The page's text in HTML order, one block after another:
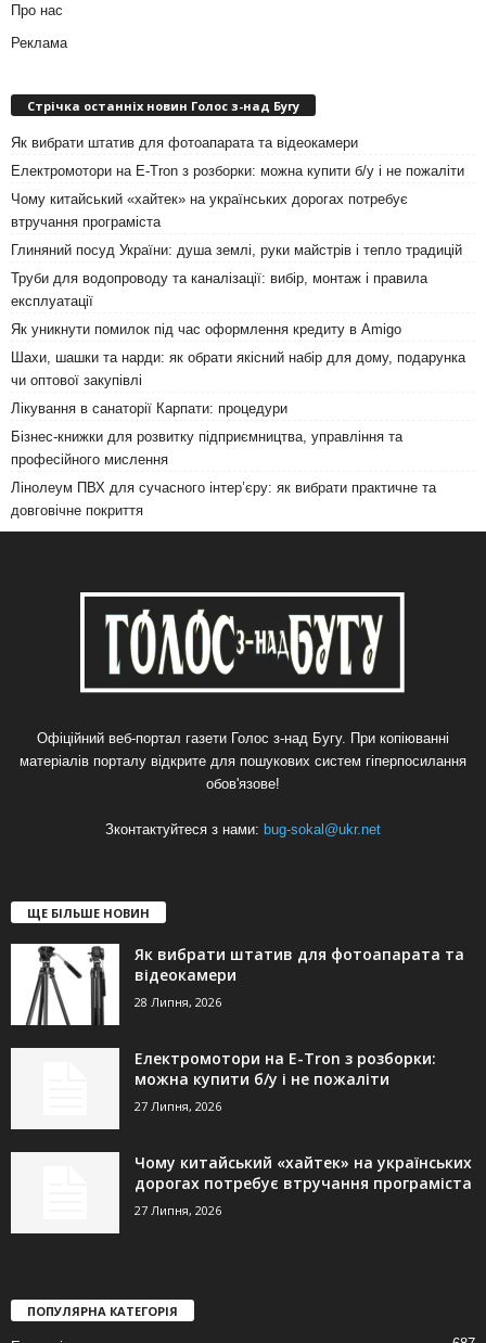
Про нас
Реклама
Стрічка останніх новин Голос з-над Бугу
Як вибрати штатив для фотоапарата та відеокамери
Електромотори на E-Tron з розборки: можна купити б/у і не пожаліти
Чому китайський «хайтек» на українських дорогах потребує
втручання програміста
Глиняний посуд України: душа землі, руки майстрів і тепло традицій
Труби для водопроводу та каналізації: вибір, монтаж і правила
експлуатації
Як уникнути помилок під час оформлення кредиту в Amigo
Шахи, шашки та нарди: як обрати якісний набір для дому, подарунка
чи оптової закупівлі
Лікування в санаторії Карпати: процедури
Бізнес-книжки для розвитку підприємництва, управління та
професійного мислення
Лінолеум ПВХ для сучасного інтер’єру: як вибрати практичне та
довговічне покриття
Офіційний веб-портал газети Голос з-над Бугу. При копіюванні
матеріалів порталу відкрите для пошукових систем гіперпосилання
обов'язове!
Зконтактуйтеся з нами: bug-sokal@ukr.net
ЩЕ БІЛЬШЕ НОВИН
Як вибрати штатив для фотоапарата та
відеокамери
28 Липня, 2026
Електромотори на E-Tron з розборки:
можна купити б/у і не пожаліти
27 Липня, 2026
Чому китайський «хайтек» на українських
дорогах потребує втручання програміста
27 Липня, 2026
ПОПУЛЯРНА КАТЕГОРІЯ